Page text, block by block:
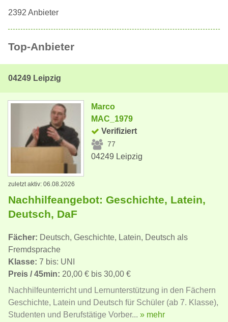
2392 Anbieter
Top-Anbieter
04249 Leipzig
Marco
MAC_1979
Verifiziert
77
04249 Leipzig
zuletzt aktiv: 06.08.2026
Nachhilfeangebot: Geschichte, Latein,
Deutsch, DaF
Fächer: Deutsch, Geschichte, Latein, Deutsch als
Fremdsprache
Klasse: 7 bis: UNI
Preis / 45min: 20,00 € bis 30,00 €
Nachhilfeunterricht und Lernunterstützung in den Fächern
Geschichte, Latein und Deutsch für Schüler (ab 7. Klasse),
Studenten und Berufstätige Vorber... » mehr